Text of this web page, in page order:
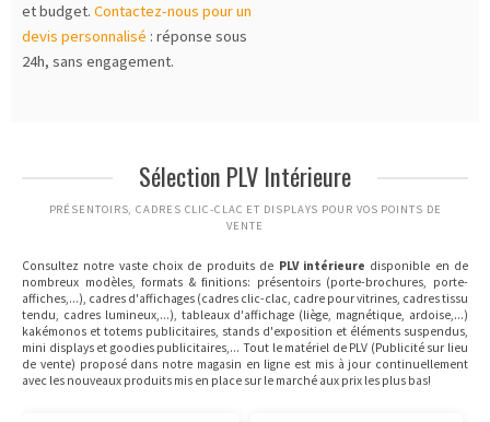
et budget. Contactez-nous pour un
devis personnalisé : réponse sous
24h, sans engagement.
Sélection PLV Intérieure
PRÉSENTOIRS, CADRES CLIC-CLAC ET DISPLAYS POUR VOS POINTS DE
VENTE
Consultez notre vaste choix de produits de PLV intérieure disponible en de
nombreux modèles, formats & finitions: présentoirs (porte-brochures, porte-
affiches,...), cadres d'affichages (cadres clic-clac, cadre pour vitrines, cadres tissu
tendu, cadres lumineux,...), tableaux d'affichage (liège, magnétique, ardoise,...)
kakémonos et totems publicitaires, stands d'exposition et éléments suspendus,
mini displays et goodies publicitaires,... Tout le matériel de PLV (Publicité sur lieu
de vente) proposé dans notre magasin en ligne est mis à jour continuellement
avec les nouveaux produits mis en place sur le marché aux prix les plus bas!